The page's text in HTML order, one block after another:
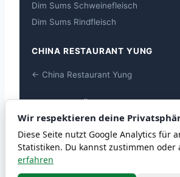
Dim Sums Schweinefleisch
Dim Sums Rindfleisch
CHINA RESTAURANT YUNG
← China Restaurant Yung
Wir respektieren deine
Diese Seite nutzt Google Analytics für
Statistiken. Du kannst zustimmen oder
erfahren